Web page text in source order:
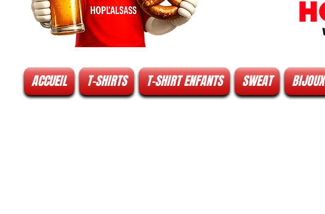
ACCUEIL T-SHIRTS T-SHIRT ENFANTS SWEAT BIJOUX